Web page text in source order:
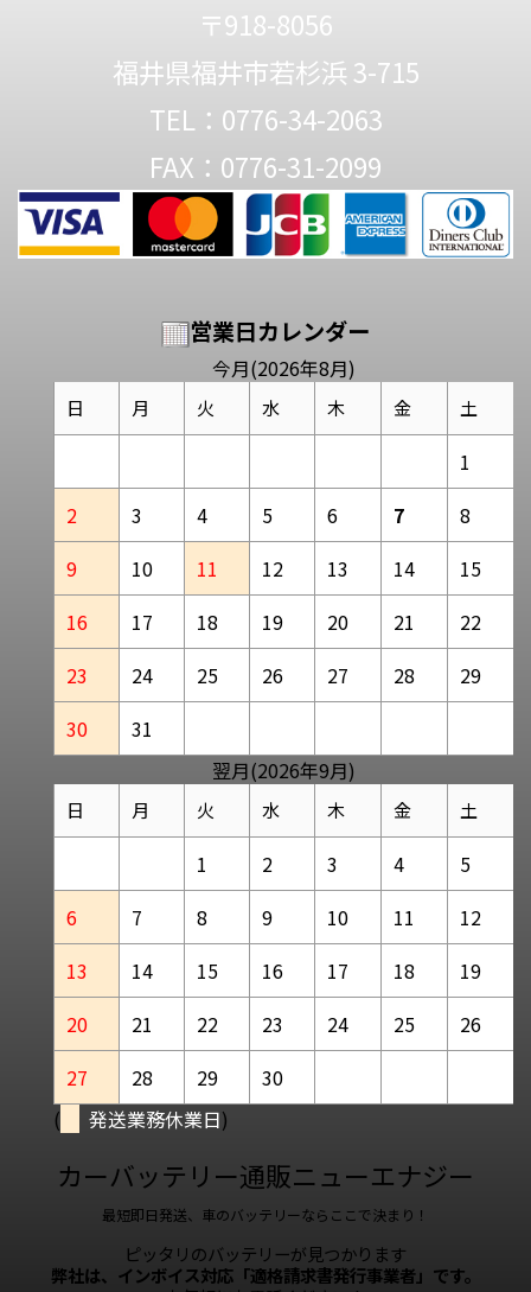
〒918-8056
福井県福井市若杉浜 3-715
TEL：0776-34-2063
FAX：0776-31-2099
営業日カレンダー
今月(2026年8月)
日 月 火 水 木 金 土
1
2
3 4 5 6 7
8
9
10 11 12 13 14
15
16
17 18 19 20 21
22
23
24 25 26 27 28
29
30
31
翌月(2026年9月)
日 月 火 水 木 金 土
1 2 3 4
5
6
7 8 9 10 11
12
13
14 15 16 17 18
19
20
21 22 23 24 25
26
27
28 29
30
(
発送業務休業日)
カーバッテリー通販ニューエナジー
最短即日発送、車のバッテリーならここで決まり！
ピッタリのバッテリーが見つかります
弊社は、インボイス対応「適格請求書発行事業者」です。